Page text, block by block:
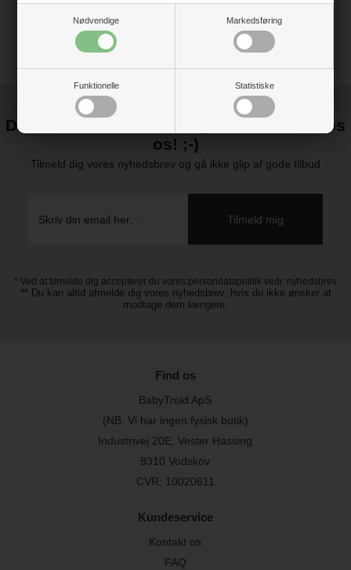
Nødvendige Markedsføring
Funktionelle Statistiske
Det kan blive endnu billigere at handle hos
os! ;-)
Tilmeld dig vores nyhedsbrev og gå ikke glip af gode tilbud
* Ved at tilmelde dig accepterer du vores persondatapolitik vedr. nyhedsbrev
** Du kan altid afmelde dig vores nyhedsbrev, hvis du ikke ønsker at
modtage dem længere.
Find os
BabyTrold ApS
(NB. Vi har ingen fysisk butik)
Industrivej 20E, Vester Hassing
9310 Vodskov
CVR: 10020611
Kundeservice
Kontakt os
FAQ